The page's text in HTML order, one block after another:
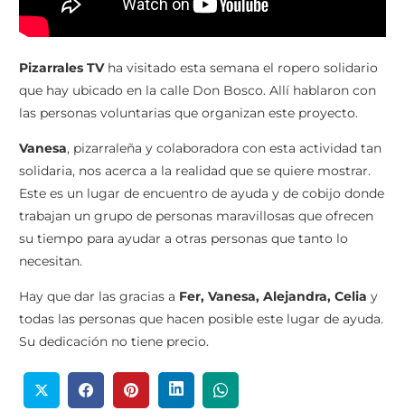
Pizarrales TVha visitado esta semana el ropero solidario
que hay ubicado en la calle Don Bosco. Allí hablaron con
las personas voluntarias que organizan este proyecto.
Vanesa, pizarraleña y colaboradora con esta actividad tan
solidaria, nos acerca a la realidad que se quiere mostrar.
Este es un lugar de encuentro de ayuda y de cobijo donde
trabajan un grupo de personas maravillosas que ofrecen
su tiempo para ayudar a otras personas que tanto lo
necesitan.
Hay que dar las gracias a Fer, Vanesa, Alejandra, Celia y
todas las personas que hacen posible este lugar de ayuda.
Su dedicación no tiene precio.